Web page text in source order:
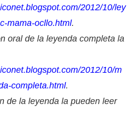
2012/10/ley
mama-ocllo.html.
oral de la leyenda completa la
2012/10/m
completa.html.
de la leyenda la pueden leer